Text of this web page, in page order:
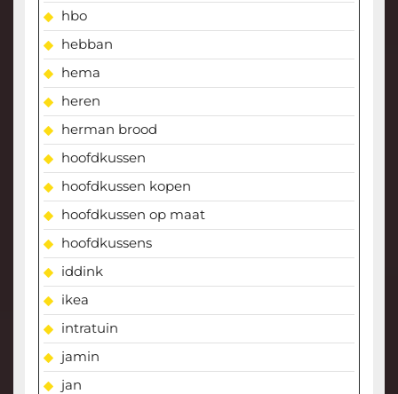
hbo
hebban
hema
heren
herman brood
hoofdkussen
hoofdkussen kopen
hoofdkussen op maat
hoofdkussens
iddink
ikea
intratuin
jamin
jan